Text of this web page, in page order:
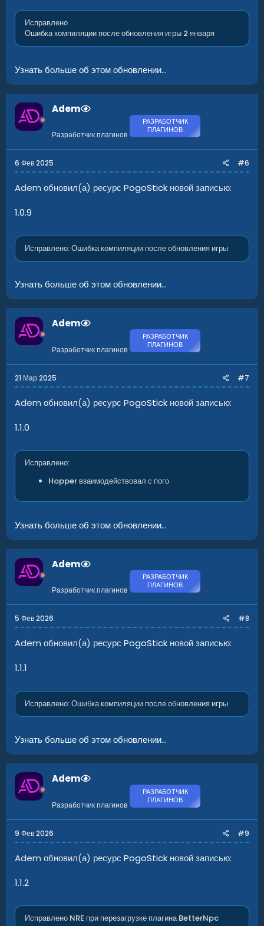
Исправлено
Ошибка компиляции после обновления игры 2 января
Узнать больше об этом обновлении...
Adem
Разработчик плагинов
РАЗРАБОТЧИК
ПЛАГИНОВ
6 Фев 2025 #6
Adem обновил(а) ресурс PogoStick новой записью:
1.0.9
Исправлено: Ошибка компиляции после обновления игры
Узнать больше об этом обновлении...
Adem
Разработчик плагинов
РАЗРАБОТЧИК
ПЛАГИНОВ
21 Мар 2025 #7
Adem обновил(а) ресурс PogoStick новой записью:
1.1.0
Исправлено:
Hopper взаимодействовал с пого
Узнать больше об этом обновлении...
Adem
Разработчик плагинов
РАЗРАБОТЧИК
ПЛАГИНОВ
5 Фев 2026 #8
Adem обновил(а) ресурс PogoStick новой записью:
1.1.1
Исправлено: Ошибка компиляции после обновления игры
Узнать больше об этом обновлении...
Adem
Разработчик плагинов
РАЗРАБОТЧИК
ПЛАГИНОВ
9 Фев 2026 #9
Adem обновил(а) ресурс PogoStick новой записью:
1.1.2
Исправлено NRE при перезагрузке плагина BetterNpc